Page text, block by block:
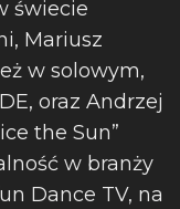
świecie
Mariusz
w solowym,
oraz Andrzej
the Sun”
w branży
Dance TV, na